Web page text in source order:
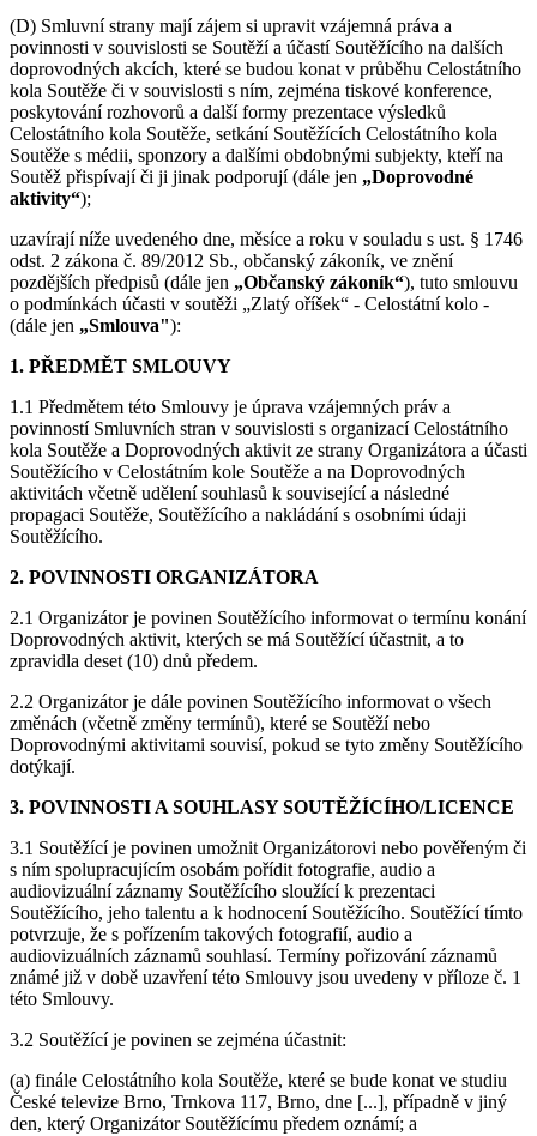
(D) Smluvní strany mají zájem si upravit vzájemná práva a
povinnosti v souvislosti se Soutěží a účastí Soutěžícího na dalších
doprovodných akcích, které se budou konat v průběhu Celostátního
kola Soutěže či v souvislosti s ním, zejména tiskové konference,
poskytování rozhovorů a další formy prezentace výsledků
Celostátního kola Soutěže, setkání Soutěžících Celostátního kola
Soutěže s médii, sponzory a dalšími obdobnými subjekty, kteří na
Soutěž přispívají či ji jinak podporují (dále jen „Doprovodné
aktivity“);
uzavírají níže uvedeného dne, měsíce a roku v souladu s ust. § 1746
odst. 2 zákona č. 89/2012 Sb., občanský zákoník, ve znění
pozdějších předpisů (dále jen „Občanský zákoník“), tuto smlouvu
o podmínkách účasti v soutěži „Zlatý oříšek“ - Celostátní kolo -
(dále jen „Smlouva"):
1. PŘEDMĚT SMLOUVY
1.1 Předmětem této Smlouvy je úprava vzájemných práv a
povinností Smluvních stran v souvislosti s organizací Celostátního
kola Soutěže a Doprovodných aktivit ze strany Organizátora a účasti
Soutěžícího v Celostátním kole Soutěže a na Doprovodných
aktivitách včetně udělení souhlasů k související a následné
propagaci Soutěže, Soutěžícího a nakládání s osobními údaji
Soutěžícího.
2. POVINNOSTI ORGANIZÁTORA
2.1 Organizátor je povinen Soutěžícího informovat o termínu konání
Doprovodných aktivit, kterých se má Soutěžící účastnit, a to
zpravidla deset (10) dnů předem.
2.2 Organizátor je dále povinen Soutěžícího informovat o všech
změnách (včetně změny termínů), které se Soutěží nebo
Doprovodnými aktivitami souvisí, pokud se tyto změny Soutěžícího
dotýkají.
3. POVINNOSTI A SOUHLASY SOUTĚŽÍCÍHO/LICENCE
3.1 Soutěžící je povinen umožnit Organizátorovi nebo pověřeným či
s ním spolupracujícím osobám pořídit fotografie, audio a
audiovizuální záznamy Soutěžícího sloužící k prezentaci
Soutěžícího, jeho talentu a k hodnocení Soutěžícího. Soutěžící tímto
potvrzuje, že s pořízením takových fotografií, audio a
audiovizuálních záznamů souhlasí. Termíny pořizování záznamů
známé již v době uzavření této Smlouvy jsou uvedeny v příloze č. 1
této Smlouvy.
3.2 Soutěžící je povinen se zejména účastnit:
(a) finále Celostátního kola Soutěže, které se bude konat ve studiu
České televize Brno, Trnkova 117, Brno, dne [...], případně v jiný
den, který Organizátor Soutěžícímu předem oznámí; a